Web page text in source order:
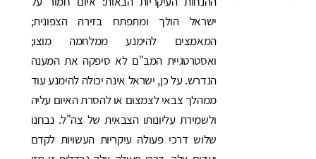
ישראל הולך ומתפתח בזירה הצפונית;
המאמצים להימנע ממלחמה מוצו;
ואסטרטגיית המב"ם לא סיפקה את המענה
הנדרש. על כן, ישראל אינה יכולה להימנע עוד
ממהלך צבאי לצמצום או להסרת האיום עליה
ולשמירת עליונותו הצבאית של צה"ל. נבחנו
שלוש דרכי פעולה עיקריות העשויות לקדם